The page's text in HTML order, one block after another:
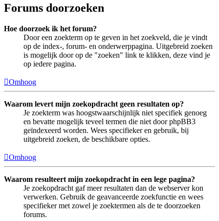
Forums doorzoeken
Hoe doorzoek ik het forum?
Door een zoekterm op te geven in het zoekveld, die je vindt
op de index-, forum- en onderwerppagina. Uitgebreid zoeken
is mogelijk door op de "zoeken" link te klikken, deze vind je
op iedere pagina.
Omhoog
Waarom levert mijn zoekopdracht geen resultaten op?
Je zoekterm was hoogstwaarschijnlijk niet specifiek genoeg
en bevatte mogelijk teveel termen die niet door phpBB3
geïndexeerd worden. Wees specifieker en gebruik, bij
uitgebreid zoeken, de beschikbare opties.
Omhoog
Waarom resulteert mijn zoekopdracht in een lege pagina?
Je zoekopdracht gaf meer resultaten dan de webserver kon
verwerken. Gebruik de geavanceerde zoekfunctie en wees
specifieker met zowel je zoektermen als de te doorzoeken
forums.